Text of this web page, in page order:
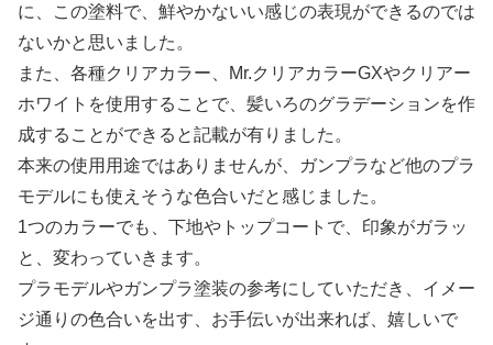
に、この塗料で、鮮やかないい感じの表現ができるのでは
ないかと思いました。
また、各種クリアカラー、Mr.クリアカラーGXやクリアー
ホワイトを使用することで、髪いろのグラデーションを作
成することができると記載が有りました。
本来の使用用途ではありませんが、ガンプラなど他のプラ
モデルにも使えそうな色合いだと感じました。
1つのカラーでも、下地やトップコートで、印象がガラッ
と、変わっていきます。
プラモデルやガンプラ塗装の参考にしていただき、イメー
ジ通りの色合いを出す、お手伝いが出来れば、嬉しいで